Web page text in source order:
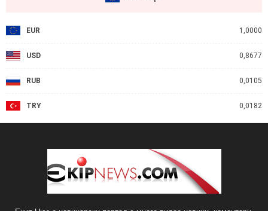
EUR 1,0000
USD 0,8677
RUB 0,0105
TRY 0,0182